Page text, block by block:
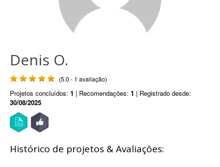
Denis O.
(5.0 - 1 avaliação)
Projetos concluídos: 1 | Recomendações: 1 | Registrado desde:
30/08/2025
Histórico de projetos & Avaliações: